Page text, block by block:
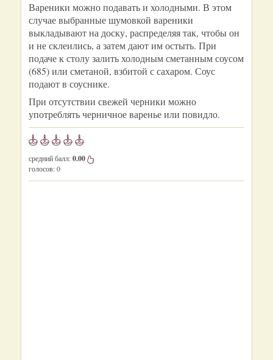
Вареники можно подавать и холодными. В этом
случае выбранные шумовкой вареники
выкладывают на доску, распределяя так, чтобы он
и не склеились, а затем дают им остыть. При
подаче к столу залить холодным сметанным соусом
(685) или сметаной, взбитой с сахаром. Соус
подают в соуснике.
При отсутствии свежей черники можно
употреблять черничное варенье или повидло.
средний балл:0.00
голосов:0